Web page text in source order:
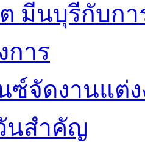
มีนบุรีกับกา
การ
ซ์จัดงานแต่
นสำคัญ